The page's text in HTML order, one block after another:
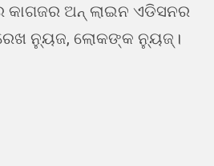
କାଗଜର ଅନ୍ ଲାଇନ ଏଡିସନର
ନ୍ୟୁଜ, ଲୋକଙ୍କ ନ୍ୟୁଜ୍।